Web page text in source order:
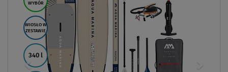
WYBÓR
WIOSŁO W
ZESTAWIE
340 l